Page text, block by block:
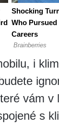
i
vám v
s